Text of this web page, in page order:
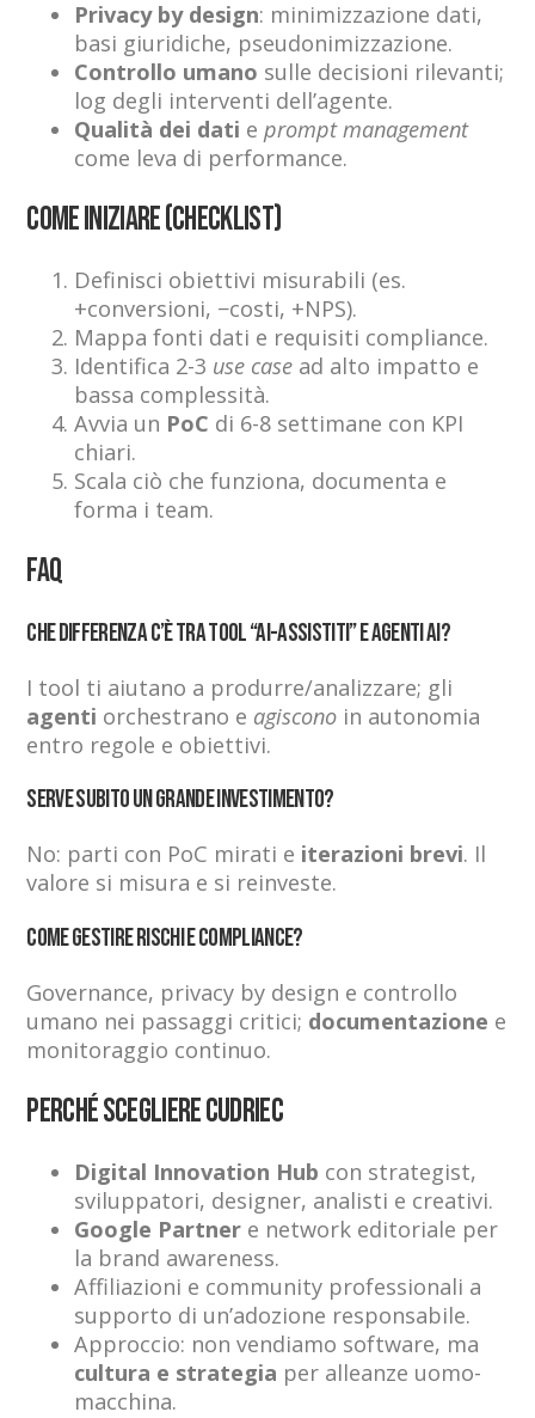
Privacy by design: minimizzazione dati,
basi giuridiche, pseudonimizzazione.
Controllo umano sulle decisioni rilevanti;
log degli interventi dell’agente.
Qualità dei dati eprompt management
come leva di performance.
Come iniziare (checklist)
Definisci obiettivi misurabili (es.
+conversioni, −costi, +NPS).
Mappa fonti dati e requisiti compliance.
Identifica 2-3 use case ad alto impatto e
bassa complessità.
Avvia un PoC di 6-8 settimane con KPI
chiari.
Scala ciò che funziona, documenta e
forma i team.
FAQ
Che differenza c’è tra tool “AI-assistiti” e agenti AI?
I tool ti aiutano a produrre/analizzare; gli
agenti orchestrano e agiscono in autonomia
entro regole e obiettivi.
Serve subito un grande investimento?
No: parti con PoC mirati e iterazioni brevi. Il
valore si misura e si reinveste.
Come gestire rischi e compliance?
Governance, privacy by design e controllo
umano nei passaggi critici; documentazione e
monitoraggio continuo.
Perché scegliere CuDriEc
Digital Innovation Hub con strategist,
sviluppatori, designer, analisti e creativi.
Google Partner e network editoriale per
la brand awareness.
Affiliazioni e community professionali a
supporto di un’adozione responsabile.
Approccio: non vendiamo software, ma
cultura e strategia per alleanze uomo-
macchina.